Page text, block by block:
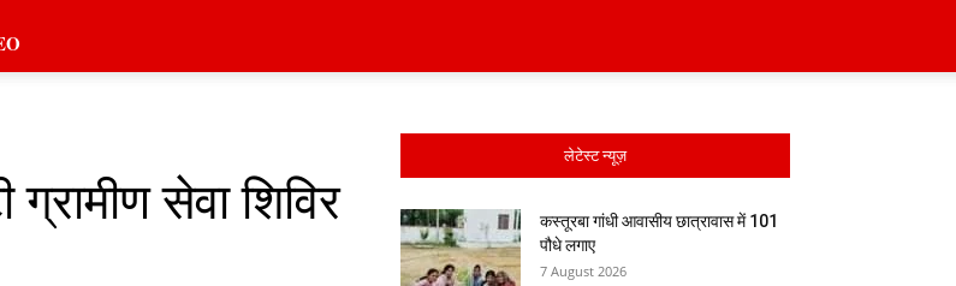
सेवा शिविर
लेटेस्ट न्यूज़
कस्तूरबा गांधी आवासीय छात्रावास में 101
पौधे लगाए
7 August 2026